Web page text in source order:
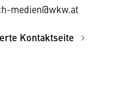
medien@wkw.at
Kontaktseite